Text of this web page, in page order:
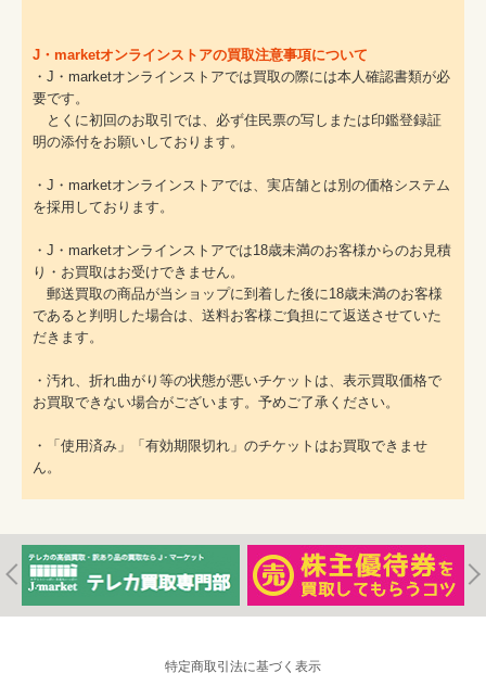
J・marketオンラインストアの買取注意事項について
・J・marketオンラインストアでは買取の際には本人確認書類が必
要です。
とくに初回のお取引では、必ず住民票の写しまたは印鑑登録証
明の添付をお願いしております。
・J・marketオンラインストアでは、実店舗とは別の価格システム
を採用しております。
・J・marketオンラインストアでは18歳未満のお客様からのお見積
り・お買取はお受けできません。
郵送買取の商品が当ショップに到着した後に18歳未満のお客様
であると判明した場合は、送料お客様ご負担にて返送させていた
だきます。
・汚れ、折れ曲がり等の状態が悪いチケットは、表示買取価格で
お買取できない場合がございます。予めご了承ください。
・「使用済み」「有効期限切れ」のチケットはお買取できませ
ん。
特定商取引法に基づく表示